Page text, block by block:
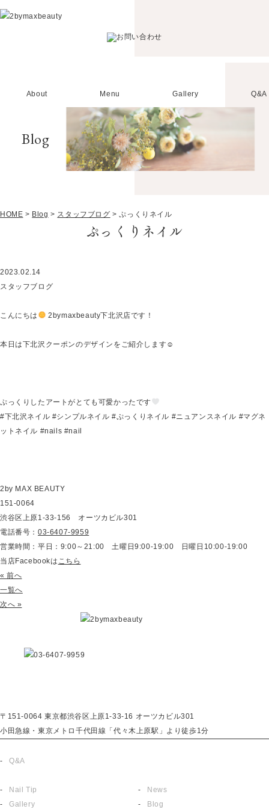
About Menu Gallery Q&A
Blog
HOME > Blog > スタッフブログ >ぷっくりネイル
ぷっくりネイル
2023.02.14
スタッフブログ
こんにちは 2bymaxbeauty下北沢店です！
本日は下北沢クーポンのデザインをご紹介します☺︎
ぷっくりしたアートがとても可愛かったです
#下北沢ネイル #シンプルネイル #ぷっくりネイル #ニュアンスネイル #マグネ
ットネイル #nails #nail
2by MAX BEAUTY
151-0064
渋谷区上原1-33-156 オーツカビル301
電話番号： 03-6407-9959
営業時間：平日：9:00～21:00 土曜日9:00-19:00 日曜日10:00-19:00
当店Facebookは こちら
« 前へ
一覧へ
次へ »
〒151-0064 東京都渋谷区上原1-33-16 オーツカビル301
小田急線・東京メトロ千代田線「代々木上原駅」より徒歩1分
Q&A
Nail Tip
Gallery
News
Blog